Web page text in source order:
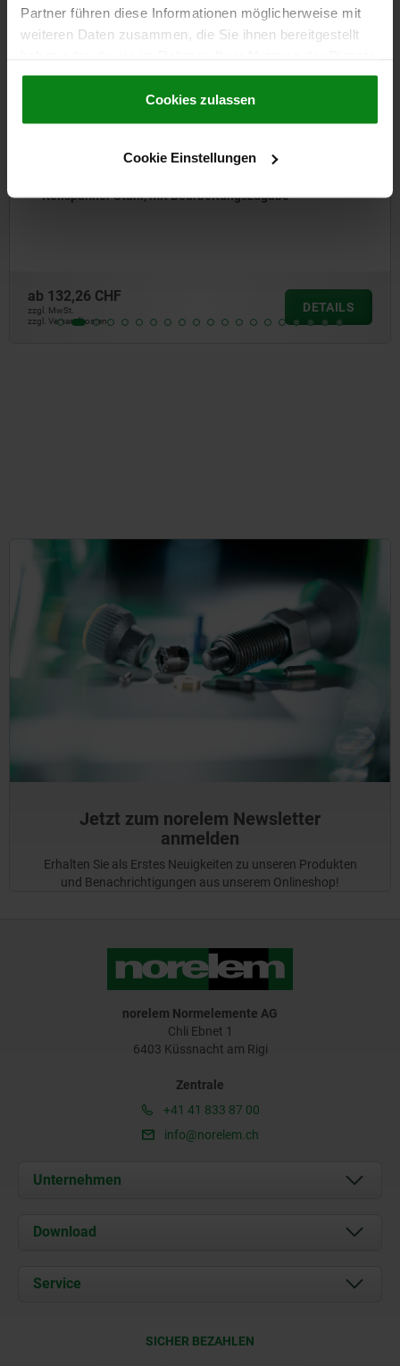
Partner führen diese Informationen möglicherweise mit
weiteren Daten zusammen, die Sie ihnen bereitgestellt
gesammelt haben.Cookie Richtlinien
Datenschutz|AGB
Cookies zulassen
Cookie Einstellungen
Spann-Exzenterschrauben
92,64 CHF
zzgl. Versandkosten
Jetzt zum norelem Newsletter
anmelden
Erhalten Sie als Erstes Neuigkeiten zu unseren Produkten
und Benachrichtigungen aus unserem Onlineshop!
norelem Normelemente AG
Chli Ebnet 1
6403 Küssnacht am Rigi
Zentrale
+41 41 833 87 00
info@norelem.ch
Unternehmen
Über uns
Kontakt
Download
Dokumente
Service
SICHER BEZAHLEN